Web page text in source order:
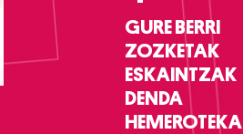
GURE BERRI
ZOZKETAK
ESKAINTZAK
DENDA
HEMEROTEKA